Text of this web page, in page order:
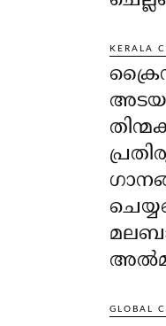
KERALA
GLOBAL